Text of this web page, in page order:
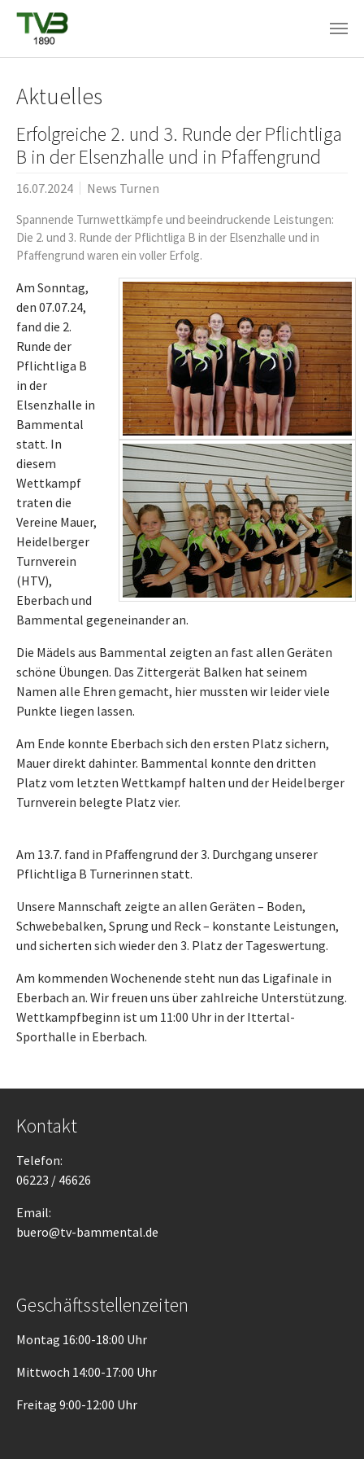
Aktuelles
Erfolgreiche 2. und 3. Runde der Pflichtliga
B in der Elsenzhalle und in Pfaffengrund
16.07.2024 News Turnen
Spannende Turnwettkämpfe und beeindruckende Leistungen:
Die 2. und 3. Runde der Pflichtliga B in der Elsenzhalle und in
Pfaffengrund waren ein voller Erfolg.
Am Sonntag,
den 07.07.24,
fand die 2.
Runde der
Pflichtliga B
in der
Elsenzhalle in
Bammental
statt. In
diesem
Wettkampf
traten die
Vereine Mauer,
Heidelberger
Turnverein
(HTV),
Eberbach und
Bammental gegeneinander an.
Die Mädels aus Bammental zeigten an fast allen Geräten
schöne Übungen. Das Zittergerät Balken hat seinem
Namen alle Ehren gemacht, hier mussten wir leider viele
Punkte liegen lassen.
Am Ende konnte Eberbach sich den ersten Platz sichern,
Mauer direkt dahinter. Bammental konnte den dritten
Platz vom letzten Wettkampf halten und der Heidelberger
Turnverein belegte Platz vier.
Am 13.7. fand in Pfaffengrund der 3. Durchgang unserer
Pflichtliga B Turnerinnen statt.
Unsere Mannschaft zeigte an allen Geräten – Boden,
Schwebebalken, Sprung und Reck – konstante Leistungen,
und sicherten sich wieder den 3. Platz der Tageswertung.
Am kommenden Wochenende steht nun das Ligafinale in
Eberbach an. Wir freuen uns über zahlreiche Unterstützung.
Wettkampfbeginn ist um 11:00 Uhr in der Ittertal-
Sporthalle in Eberbach.
Kontakt
Telefon:
06223 / 46626
Email:
buero@tv-bammental.de
Geschäftsstellenzeiten
Montag 16:00-18:00 Uhr
Mittwoch 14:00-17:00 Uhr
Freitag 9:00-12:00 Uhr